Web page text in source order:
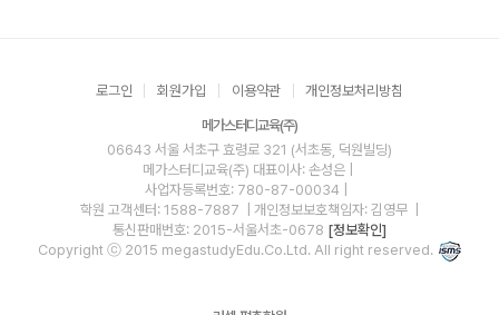
로그인 회원가입 이용약관 개인정보처리방침
메가스터디교육(주)
06643 서울 서초구 효령로 321 (서초동, 덕원빌딩)
메가스터디교육(주) 대표이사: 손성은 |
사업자등록번호: 780-87-00034
학원 고객센터: 1588-7887
| 개인정보보호책임자: 김영무
통신판매번호: 2015-서울서초-0678 [정보확인]
Copyright ⓒ 2015 megastudyEdu.Co.Ltd. All right reserved.